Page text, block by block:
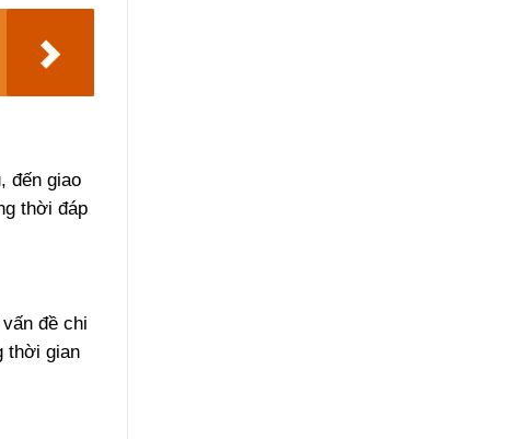
đến giao
thời đáp
đề chi
thời gian